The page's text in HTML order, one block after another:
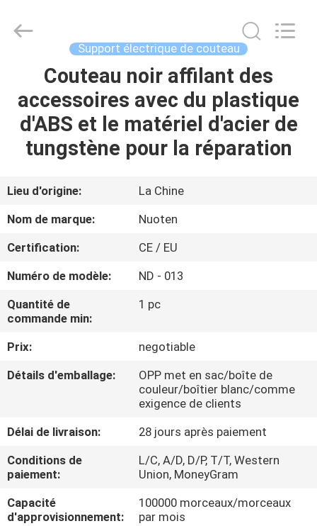
LA
MAISON
VIDÉOS
À
PROPOS
DE
VISITE
L'USINE
CONTRÔLE
DE
LA
Electric
Appliance
Support électrique de couteau
Couteau noir affilant des
accessoires avec du plastique
d'ABS et le matériel d'acier de
tungstène pour la réparation
Lieu d'origine:
La Chine
Nom de marque:
Nuoten
Certification:
CE / EU
Numéro de modèle:
ND - 013
Quantité de
commande min:
1 pc
Prix:
negotiable
Détails d'emballage:
OPP met en sac/boîte de
couleur/boîtier blanc/comme
exigence de clients
Délai de livraison:
28 jours après paiement
Conditions de
paiement:
L/C, A/D, D/P, T/T, Western
Union, MoneyGram
Capacité
d'approvisionnement:
100000 morceaux/morceaux
par mois